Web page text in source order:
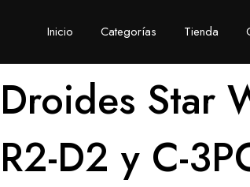
Inicio Categorías Tienda
Droides Star
R2-D2 y C-